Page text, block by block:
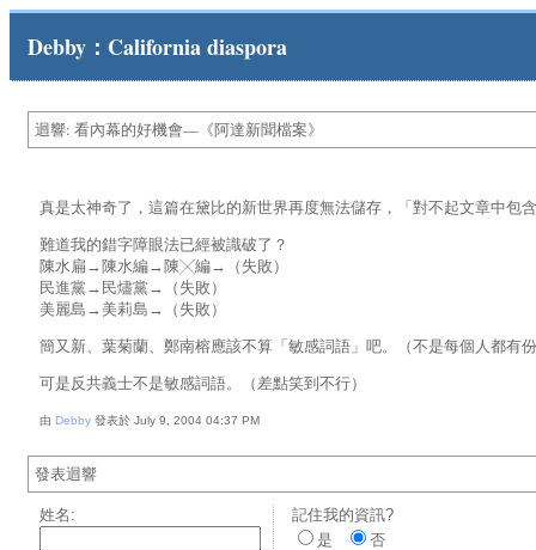
Debby：California diaspora
迴響: 看內幕的好機會—《阿達新聞檔案》
真是太神奇了，這篇在黛比的新世界再度無法儲存，「對不起文章中包
難道我的錯字障眼法已經被識破了？
陳水扁→陳水編→陳╳編→（失敗）
民進黨→民燼黨→（失敗）
美麗島→美莉島→（失敗）
簡又新、葉菊蘭、鄭南榕應該不算「敏感詞語」吧。（不是每個人都有
可是反共義士不是敏感詞語。（差點笑到不行）
由 Debby 發表於 July 9, 2004 04:37 PM
發表迴響
姓名:
記住我的資訊?
是
否